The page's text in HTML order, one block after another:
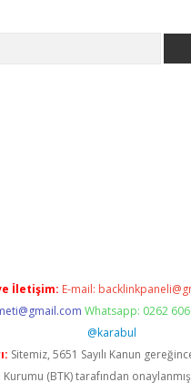
İletişim: E-mail:
Whatsapp: 0262
@karabul
Sitemiz, 5651 Sayılı Kanun
(BTK) tarafından onaylanmış